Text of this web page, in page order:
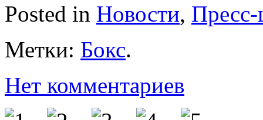
Posted in Новости, Пресс-
Метки: Бокс.
Нет комментариев